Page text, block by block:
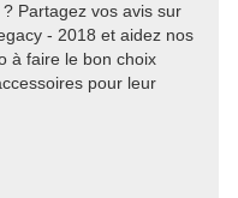
Partagez vos avis sur
- 2018 et aidez nos
à faire le bon choix
pour leur